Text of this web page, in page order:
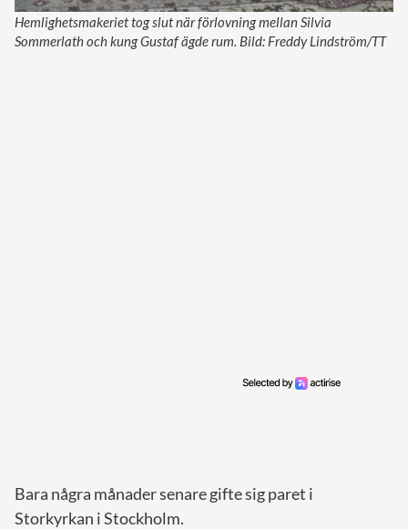
Hemlighetsmakeriet tog slut när förlovning mellan Silvia
Sommerlath och kung Gustaf ägde rum. Bild: Freddy Lindström/TT
Bara några månader senare gifte sig paret i
Storkyrkan i Stockholm.